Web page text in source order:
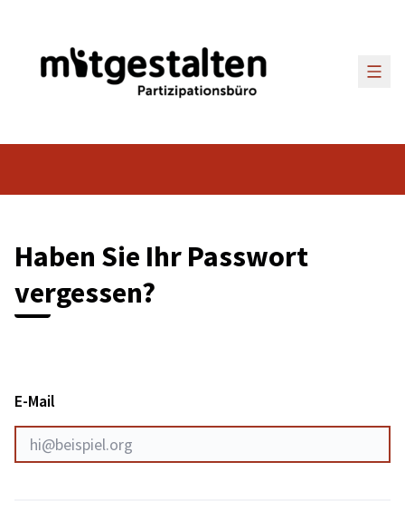
Haben Sie Ihr Passwort
vergessen?
E-Mail